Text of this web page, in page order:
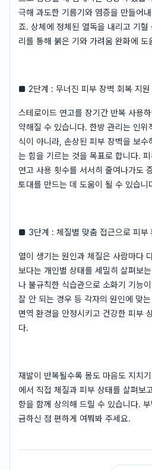
극해 과도한 기름기와 염증을 만들어
죠. 상체에 정체된 열독을 내리고 기
리를 통해 붉은 기와 가려움 완화에 도
■ 2단계 : 무너진 피부 장벽 회복 지원
스테로이드 연고를 장기간 반복 사용
약해질 수 있습니다. 한방 관리는 인위
식이 아니라, 손상된 피부 장벽을 보
는 힘을 기르는 것을 목표로 합니다.
연고 사용 횟수를 서서히 줄여나가도
토대를 만드는 데 도움이 될 수 있습니
■ 3단계 : 체질별 맞춤 접근으로 피부
열이 생기는 원인과 체질은 사람마다
보다는 개인별 상태를 세밀히 살펴보
나 불규칙한 식습관으로 소화기 기능
잘 안 되는 경우 등 각자의 원인에 맞
면역 환경을 안정시키고 건강한 피부
다.
재발이 반복될수록 몸도 마음도 지치
에서 직접 체질과 피부 상태를 살펴보
향을 함께 상의해 드릴 수 있습니다.
금하신 점 편하게 여쭤봐 주세요.